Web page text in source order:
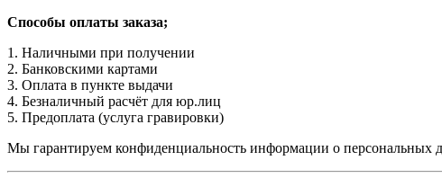
Способы оплаты заказа;
1. Наличными при получении
2. Банковскими картами
3. Оплата в пункте выдачи
4. Безналичный расчёт для юр.лиц
5. Предоплата (услуга гравировки)
Мы гарантируем конфиденциальность информации о персональных